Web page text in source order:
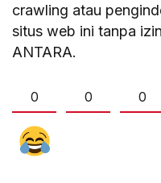
crawling atau
situs web ini tanpa
ANTARA.
0 0 0